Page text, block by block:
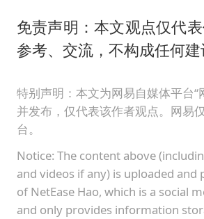
免责声明：本文观点仅代
参考、交流，不构成任何建
特别声明：本文为网易自媒体平台“
并发布，仅代表该作者观点。网易
台。
Notice: The content above
and videos if any) is uploaded and
of NetEase Hao, which is a social
and only provides information